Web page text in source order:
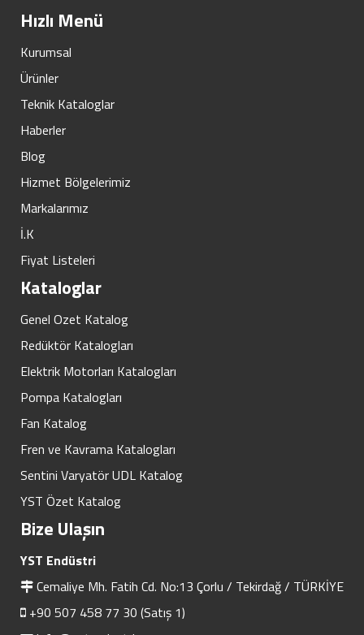
Hızlı Menü
Kurumsal
Ürünler
Teknik Kataloglar
Haberler
Blog
Hizmet Bölgelerimiz
Markalarımız
İ.K
Fiyat Listeleri
Kataloglar
Genel Ozet Katalog
Redüktör Katalogları
Elektrik Motorları Katalogları
Pompa Katalogları
Fan Katalog
Fren ve Kavrama Katalogları
Sentini Varyatör UDL Katalog
YST Özet Katalog
Bize Ulaşın
YST Endüstri
Cemaliye Mh. Fatih Cd. No:13 Çorlu / Tekirdağ / TÜRKİYE
+90 507 458 77 30 (Satış 1)